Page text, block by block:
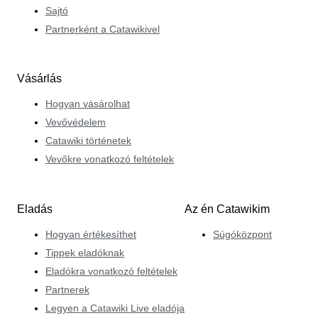
Sajtó
Partnerként a Catawikivel
Vásárlás
Hogyan vásárolhat
Vevővédelem
Catawiki történetek
Vevőkre vonatkozó feltételek
Eladás
Hogyan értékesíthet
Tippek eladóknak
Eladókra vonatkozó feltételek
Partnerek
Legyen a Catawiki Live eladója
Az én Catawikim
Súgóközpont